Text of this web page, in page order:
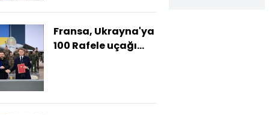
Fransa, Ukrayna'ya
100 Rafele uçağı